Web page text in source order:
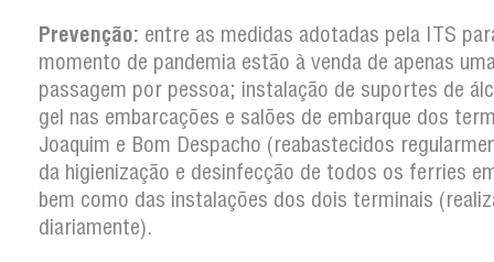
Prevenção: entre as medidas adotadas pela ITS
momento de pandemia estão à venda de apenas
passagem por pessoa; instalação de suportes de
gel nas embarcações e salões de embarque dos
Joaquim e Bom Despacho (reabastecidos
da higienização e desinfecção de todos os ferries
bem como das instalações dos dois terminais
diariamente).